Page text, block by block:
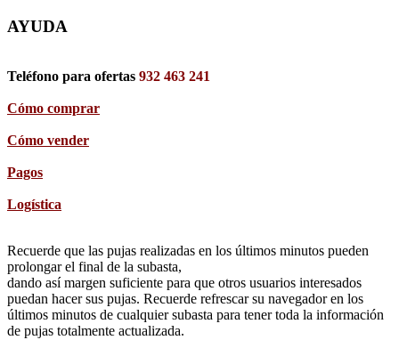
AYUDA
Teléfono para ofertas 932 463 241
Cómo comprar
Cómo vender
Pagos
Logística
Recuerde que las pujas realizadas en los últimos minutos pueden
prolongar el final de la subasta,
dando así margen suficiente para que otros usuarios interesados
puedan hacer sus pujas. Recuerde refrescar su navegador en los
últimos minutos de cualquier subasta para tener toda la información
de pujas totalmente actualizada.